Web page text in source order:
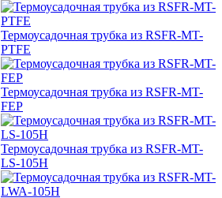
Термоусадочная трубка из RSFR-MT-
PTFE
Термоусадочная трубка из RSFR-MT-
FEP
Термоусадочная трубка из RSFR-MT-
LS-105H